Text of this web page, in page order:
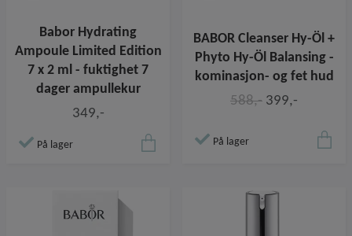
Babor Hydrating
Ampoule Limited Edition
7 x 2 ml - fuktighet 7
dager ampullekur
349,-
På lager
BABOR Cleanser Hy-Öl +
Phyto Hy-Öl Balansing -
kominasjon- og fet hud
588,- 399,-
På lager